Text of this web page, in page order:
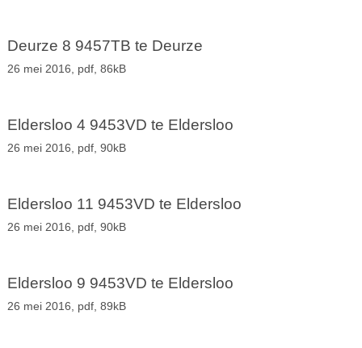
Deurze 8 9457TB te Deurze
26 mei 2016, pdf, 86kB
Eldersloo 4 9453VD te Eldersloo
26 mei 2016, pdf, 90kB
Eldersloo 11 9453VD te Eldersloo
26 mei 2016, pdf, 90kB
Eldersloo 9 9453VD te Eldersloo
26 mei 2016, pdf, 89kB